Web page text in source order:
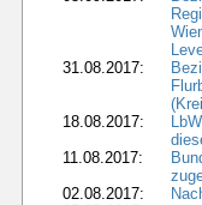
31.08.2017:
18.08.2017:
11.08.2017:
02.08.2017: